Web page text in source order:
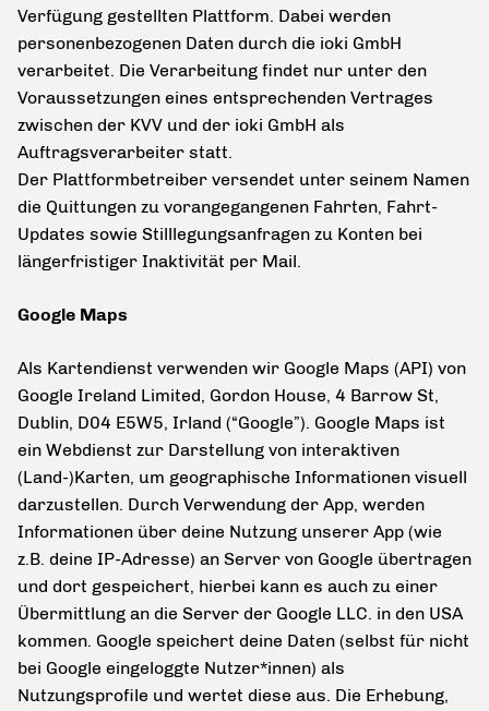
Verfügung gestellten Plattform. Dabei werden
personenbezogenen Daten durch die ioki GmbH
verarbeitet. Die Verarbeitung findet nur unter den
Voraussetzungen eines entsprechenden Vertrages
zwischen der KVV und der ioki GmbH als
Auftragsverarbeiter statt.
Der Plattformbetreiber versendet unter seinem Namen
die Quittungen zu vorangegangenen Fahrten, Fahrt-
Updates sowie Stilllegungsanfragen zu Konten bei
längerfristiger Inaktivität per Mail.
Google Maps
Als Kartendienst verwenden wir Google Maps (API) von
Google Ireland Limited, Gordon House, 4 Barrow St,
Dublin, D04 E5W5, Irland (“Google”). Google Maps ist
ein Webdienst zur Darstellung von interaktiven
(Land-)Karten, um geographische Informationen visuell
darzustellen. Durch Verwendung der App, werden
Informationen über deine Nutzung unserer App (wie
z.B. deine IP-Adresse) an Server von Google übertragen
und dort gespeichert, hierbei kann es auch zu einer
Übermittlung an die Server der Google LLC. in den USA
kommen. Google speichert deine Daten (selbst für nicht
bei Google eingeloggte Nutzer*innen) als
Nutzungsprofile und wertet diese aus. Die Erhebung,